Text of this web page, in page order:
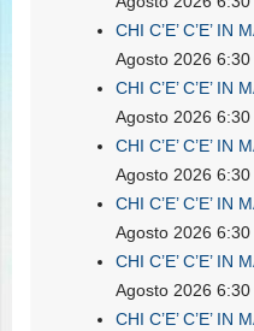
CHI C’E’ C’E’ IN
Agosto 2026 6:30
CHI C’E’ C’E’ IN
Agosto 2026 6:30
CHI C’E’ C’E’ IN
Agosto 2026 6:30
CHI C’E’ C’E’ IN
Agosto 2026 6:30
CHI C’E’ C’E’ IN
Agosto 2026 6:30
CHI C’E’ C’E’ IN